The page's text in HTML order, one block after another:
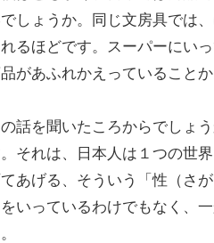
しょうか。同じ文房具では
るほどです。スーパーにい
があふれかえっていることか
話を聞いたころからでしょ
それは、日本人は１つの世
あげる、そういう「性（さ
いっているわけでもなく、